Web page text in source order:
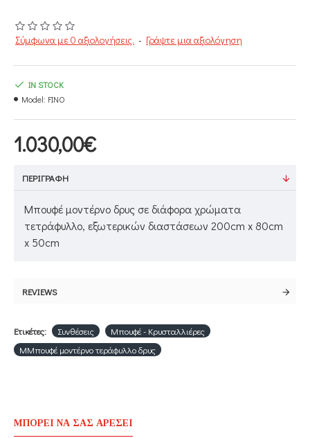
Σύμφωνα με 0 αξιολογήσεις. - Γράψτε μια αξιολόγηση
1.030,00€
IN STOCK
Model: FINO
ΠΕΡΙΓΡΑΦΉ
Μπουφέ μοντέρνο δρυς σε διάφορα χρώματα
τετράφυλλο, εξωτερικών διαστάσεων 200cm x 80cm
x 50cm
REVIEWS
Ετικέτες: Συνθέσεις
Μπουφέ - Κρυσταλλιέρες
ΜΜπουφέ μοντέρνο τεράφυλλο δρυς
ΜΠΟΡΕΊ ΝΑ ΣΑΣ ΑΡΈΣΕΙ